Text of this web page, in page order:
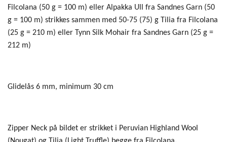
Filcolana (50 g = 100 m) eller Alpakka Ull fra Sandnes Garn (50
g = 100 m) strikkes sammen med 50-75 (75) g Tilia fra Filcolana
(25 g = 210 m) eller Tynn Silk Mohair fra Sandnes Garn (25 g =
212 m)
Glidelås 6 mm, minimum 30 cm
Zipper Neck på bildet er strikket i Peruvian Highland Wool